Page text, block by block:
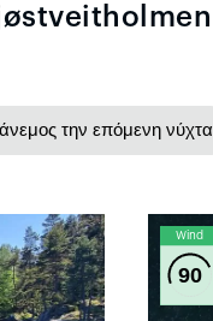
την επόμενη νύχτα
Wind
90